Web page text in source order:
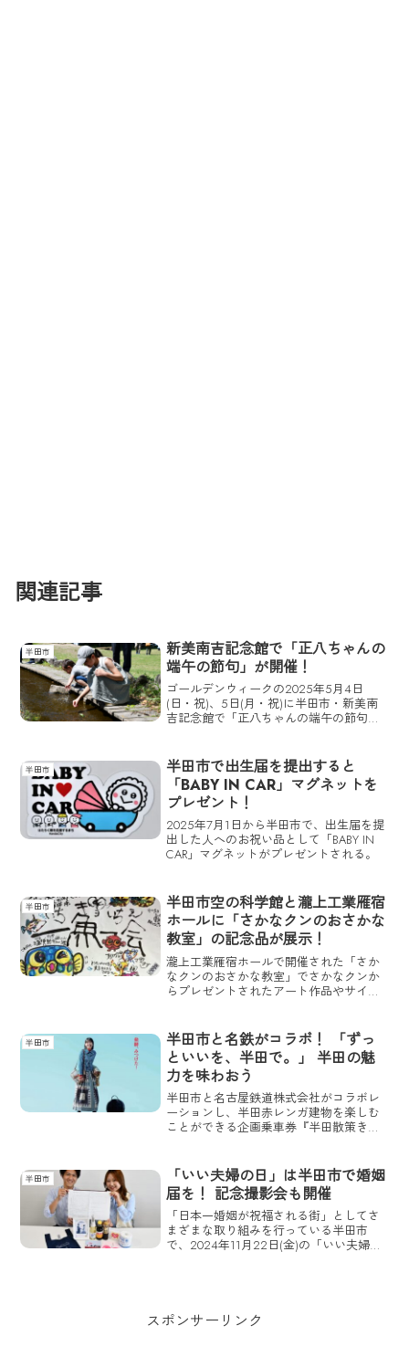
関連記事
半田市
新美南吉記念館で「正八ちゃんの
端午の節句」が開催！
ゴールデンウィークの2025年5月4日
(日・祝)、5日(月・祝)に半田市・新美南
吉記念館で「正八ちゃんの端午の節句」
りで楽しむことができるように、笹ぶね
を作ってせせらぎ...
半田市
半田市で出生届を提出すると
「BABY IN CAR」マグネットを
プレゼント！
2025年7月1日から半田市で、出生届を提
出した人へのお祝い品として「BABY IN
CAR」マグネットがプレゼントされる。
半田市
半田市空の科学館と瀧上工業雁宿
ホールに「さかなクンのおさかな
教室」の記念品が展示！
瀧上工業雁宿ホールで開催された「さか
なクンのおさかな教室」でさかなクンか
らプレゼントされたアート作品やサイン
で展示される。
半田市
半田市と名鉄がコラボ！ 「ずっ
といいを、半田で。」 半田の魅
力を味わおう
半田市と名古屋鉄道株式会社がコラボレ
ーションし、半田赤レンガ建物を楽しむ
ことができる企画乗車券『半田散策きっ
半田市
「いい夫婦の日」は半田市で婚姻
届を！ 記念撮影会も開催
「日本一婚姻が祝福される街」としてさ
まざまな取り組みを行っている半田市
で、2024年11月22日(金)の「いい夫婦の
スポンサーリンク